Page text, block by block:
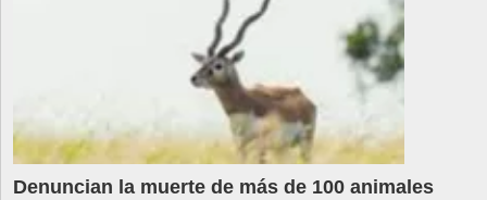
Denuncian la muerte de más de 100 animales